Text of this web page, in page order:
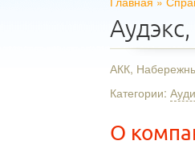
АКК,
Категории:
О